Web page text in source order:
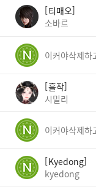
티매오
소바르
흘작
시밀리
Kyedong
kyedong